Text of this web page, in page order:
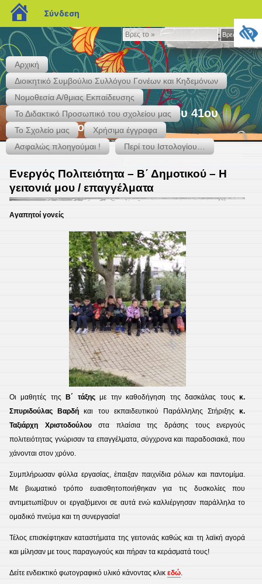
Βρες
το
»
Βρες το »
Αρχική
Διοικητικό Συμβούλιο Συλλόγου Γονέων και Κηδεμόνων
Νομοθεσία Α/θμιας Εκπαίδευσης
Το Διδακτικό Προσωπικό του σχολείου μας
Το Σχολείο μας
Χρήσιμα έγγραφα
Ασφαλώς πλοηγούμαι !
Περί του Ιστολογίου…
"Ιστολογείν" – Το Ιστολόγιο του 41ου
Δημ. Σχολείου Περιστερίου
Κάκτου & Αγ. Ιεροθέου – Τηλ. 2105759937 – 2131301417
Ενεργός Πολιτειότητα – Β΄ Δημοτικού – Η
γειτονιά μου / επαγγέλματα
Αγαπητοί γονείς
Οι μαθητές της Β΄ τάξηςμε την καθοδήγηση της δασκάλας τουςκ.
Σπυριδούλας Βαρδή και του εκπαιδευτικού Παράλληλης Στήριξηςκ.
Ταξιάρχη Χριστοδούλουστα πλαίσια της δράσης τους ενεργούς
πολιτειότητας γνώρισαν τα επαγγέλματα, σύγχρονα και παραδοσιακά, που
χάνονται στον χρόνο.
Συμπλήρωσαν φύλλα εργασίας, έπαιξαν παιχνίδια ρόλων και παντομίμα.
Με βιωματικό τρόπο ευαισθητοποιήθηκαν για τις δυσκολίες που
αντιμετωπίζουν οι εργαζόμενοι σε αυτά ενώ καλλιέργησαν παράλληλα το
ομαδικό πνεύμα και τη συνεργασία!
Τέλος επισκέφτηκαν καταστήματα της γειτονιάς καθώς και τη λαϊκή αγορά
και μίλησαν με τους παραγωγούς και πήραν τα κεράσματά τους!
Δείτε ενδεικτικό φωτογραφικό υλικό κάνοντας κλικ εδώ.
blogs.sch.gr
Σύνδεση